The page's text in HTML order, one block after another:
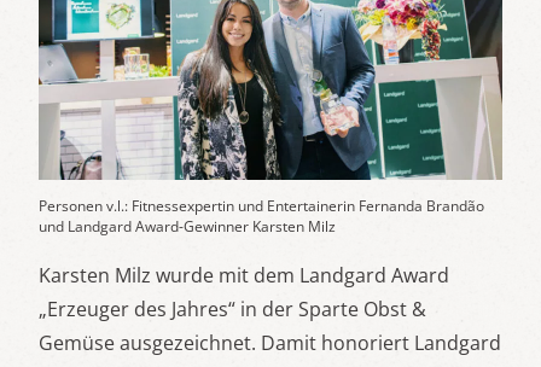
Personen v.l.: Fitnessexpertin und Entertainerin Fernanda Brandão
und Landgard Award-Gewinner Karsten Milz
Karsten Milz wurde mit dem Landgard Award
„Erzeuger des Jahres“ in der Sparte Obst &
Gemüse ausgezeichnet. Damit honoriert Landgard